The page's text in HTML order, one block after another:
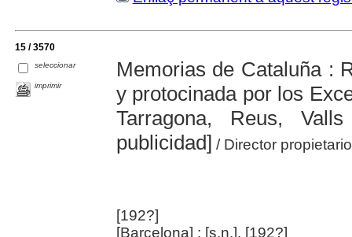
15 / 3570
seleccionar
imprimir
Memorias de Cataluña :
y protocinada por los
Tarragona, Reus,
publicidad] / Director
[192?]
[Barcelona] : [s.n.], [192?]